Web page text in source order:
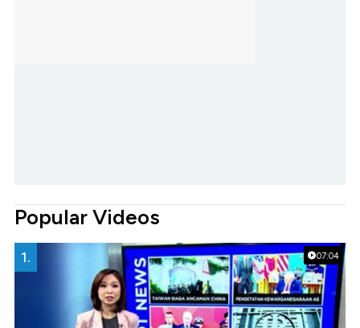
Popular Videos
07:04
1.